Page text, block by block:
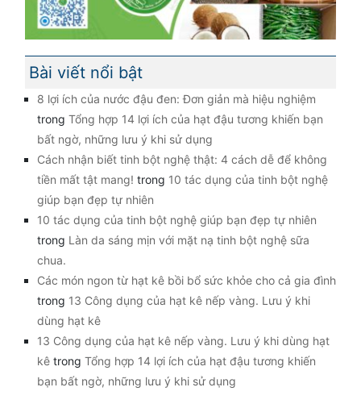
Bài viết nổi bật
8 lợi ích của nước đậu đen: Đơn giản mà hiệu nghiệm
trong Tổng hợp 14 lợi ích của hạt đậu tương khiến bạn
bất ngờ, những lưu ý khi sử dụng
Cách nhận biết tinh bột nghệ thật: 4 cách dễ để không
tiền mất tật mang! trong 10 tác dụng của tinh bột nghệ
giúp bạn đẹp tự nhiên
10 tác dụng của tinh bột nghệ giúp bạn đẹp tự nhiên
trong Làn da sáng mịn với mặt nạ tinh bột nghệ sữa
chua.
Các món ngon từ hạt kê bồi bổ sức khỏe cho cả gia đình
trong 13 Công dụng của hạt kê nếp vàng. Lưu ý khi
dùng hạt kê
13 Công dụng của hạt kê nếp vàng. Lưu ý khi dùng hạt
kê trong Tổng hợp 14 lợi ích của hạt đậu tương khiến
bạn bất ngờ, những lưu ý khi sử dụng